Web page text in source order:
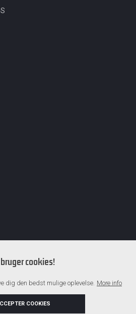
cookies!
dig den bedst mulige oplevelse. More info
COOKIES